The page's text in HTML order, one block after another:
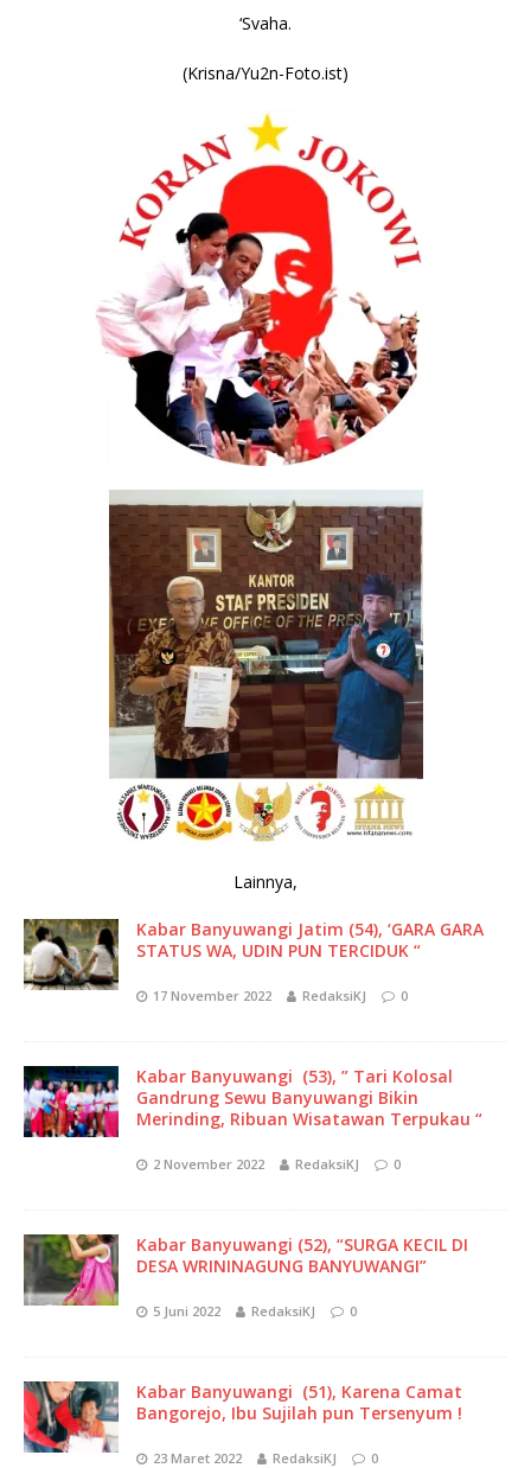
‘Svaha.
(Krisna/Yu2n-Foto.ist)
Lainnya,
Kabar Banyuwangi Jatim (54), ‘GARA GARA
STATUS WA, UDIN PUN TERCIDUK “
17 November 2022 RedaksiKJ 0
Kabar Banyuwangi (53), ” Tari Kolosal
Gandrung Sewu Banyuwangi Bikin
Merinding, Ribuan Wisatawan Terpukau “
2 November 2022 RedaksiKJ 0
Kabar Banyuwangi (52), “SURGA KECIL DI
DESA WRININAGUNG BANYUWANGI”
5 Juni 2022 RedaksiKJ 0
Kabar Banyuwangi (51), Karena Camat
Bangorejo, Ibu Sujilah pun Tersenyum !
23 Maret 2022 RedaksiKJ 0